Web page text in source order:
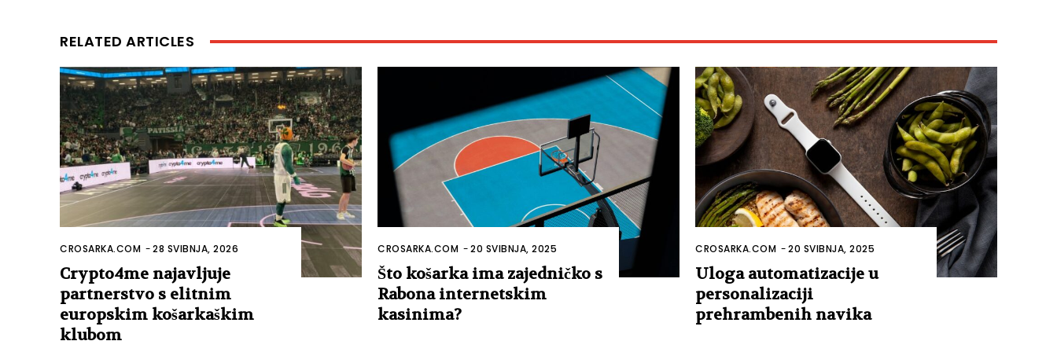
RELATED ARTICLES
CROSARKA.COM -28 SVIBNJA, 2026
Crypto4me najavljuje
partnerstvo s elitnim
europskim košarkaškim
klubom
CROSARKA.COM -20 SVIBNJA, 2025
Što košarka ima zajedničko s
Rabona internetskim
kasinima?
CROSARKA.COM -20 SVIBNJA, 2025
Uloga automatizacije u
personalizaciji
prehrambenih navika